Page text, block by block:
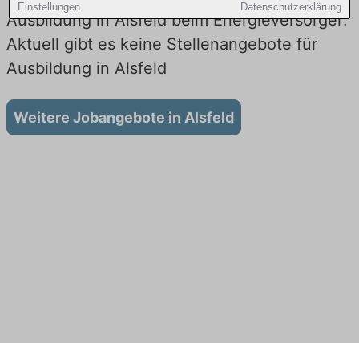
Einstellungen Datenschutzerklärung
Ausbildung in Alsfeld beim Energieversorger:
Aktuell gibt es keine Stellenangebote für
Ausbildung in Alsfeld
Weitere Jobangebote in Alsfeld